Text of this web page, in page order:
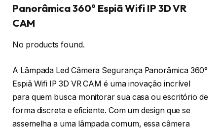
Panorâmica 360° Espiã Wifi IP 3D VR
CAM
No products found.
A Lâmpada Led Câmera Segurança Panorâmica 360°
Espiã Wifi IP 3D VR CAM é uma inovação incrível
para quem busca monitorar sua casa ou escritório de
forma discreta e eficiente. Com um design que se
assemelha a uma lâmpada comum, essa câmera